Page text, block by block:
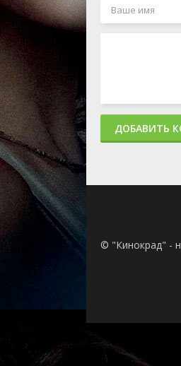
ДОБАВИТЬ
© "Кинокрад" -